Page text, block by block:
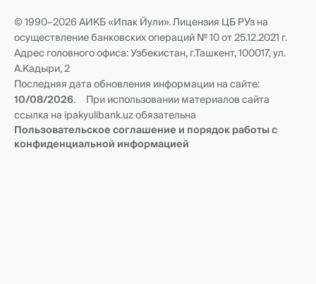
Новости
Реквизиты и филиалы
Транзитные счета
Корреспондентские отношения
© 1990–2026 АИКБ «Ипак Йули». Лицензия ЦБ РУз на
осуществление банковских операций № 10 от 25.12.2021 г.
Адрес головного офиса: Узбекистан, г.Ташкент, 100017, ул.
А.Кадыри, 2
Последняя дата обновления информации на сайте:
10/08/2026.
При использовании материалов сайта
ссылка на ipakyulibank.uz обязательна
Пользовательское соглашение и порядок работы с
конфиденциальной информацией